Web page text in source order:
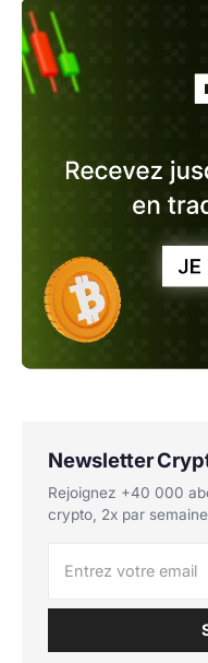
Newsletter
Rejoignez +40 000
crypto, 2x par